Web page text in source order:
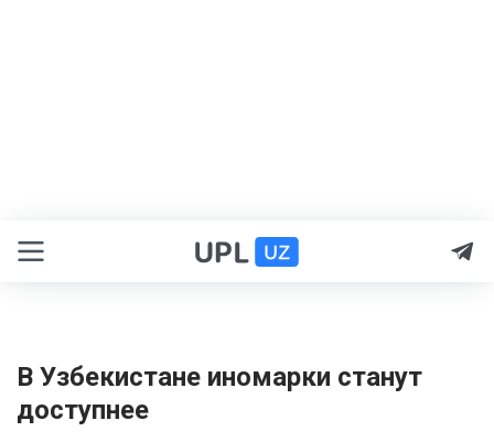
В Узбекистане иномарки станут
доступнее